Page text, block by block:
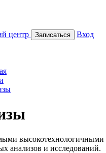
центр Записаться Вход
анализов и исследований.